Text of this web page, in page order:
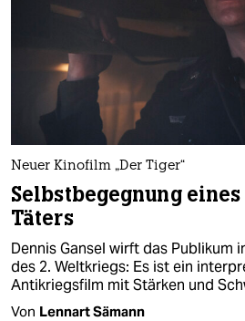
Neuer Kinofilm „Der Tiger“
Selbstbegegnung
Täters
Dennis Gansel wirft das Publikum
des 2. Weltkriegs: Es ist ein
Antikriegsfilm mit Stärken und
Von Lennart Sämann